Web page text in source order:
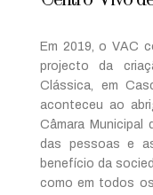
Em 2019, o VAC
projecto da
Clássica, em
aconteceu ao
Câmara Municipal
das pessoas e
benefício da
como em todos